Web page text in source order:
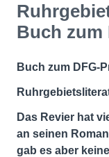
Buch zum
Buch zum DFG-
Das Revier hat
an seinen
gab es aber